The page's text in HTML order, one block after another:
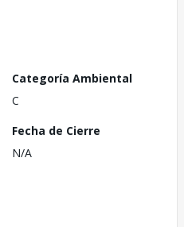
Categoría Ambiental
C
Fecha de Cierre
N/A